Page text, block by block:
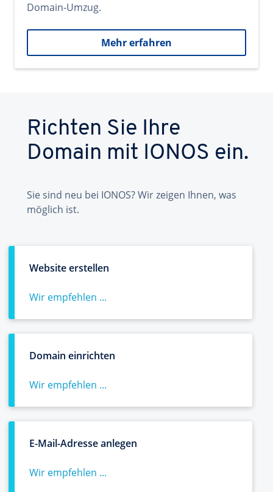
Domain-Umzug.
Mehr erfahren
Richten Sie Ihre
Domain mit IONOS ein.
Sie sind neu bei IONOS? Wir zeigen Ihnen, was
möglich ist.
Website erstellen
Wir empfehlen ...
Domain einrichten
Wir empfehlen ...
E-Mail-Adresse anlegen
Wir empfehlen ...